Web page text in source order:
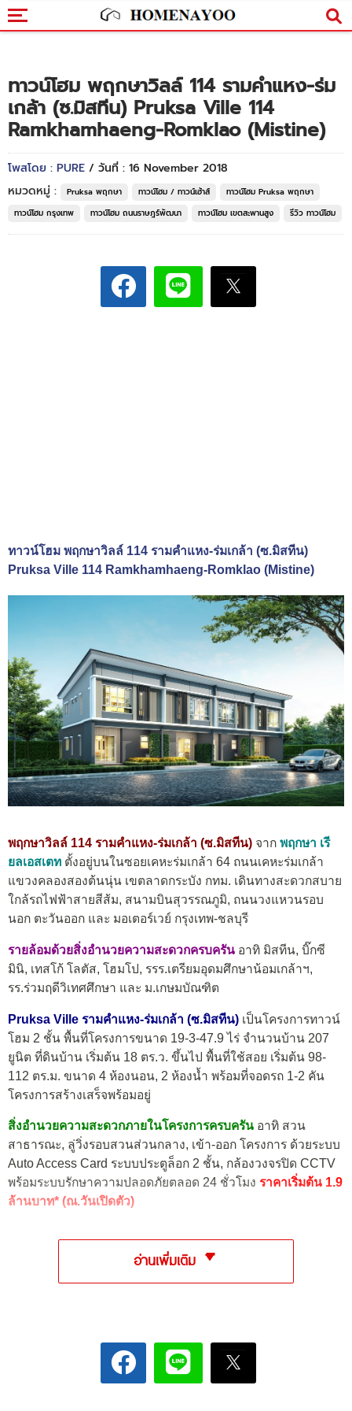
ทาวน์โฮม พฤกษาวิลล์ 114 รามคำแหง-ร่ม
เกล้า (ซ.มิสทีน) Pruksa Ville 114
Ramkhamhaeng-Romklao (Mistine)
โพสโดย : PURE / วันที่ : 16 November 2018
หมวดหมู่ :
Pruksa พฤกษา ทาวน์โฮม / ทาวน์เฮ้าส์
ทาวน์โฮม Pruksa พฤกษา
ทาวน์โฮม กรุงเทพ
ทาวน์โฮม ถนนราษฎร์พัฒนา ทาวน์โฮม เขตสะพานสูง รีวิว ทาวน์โฮม
ทาวน์โฮม พฤกษาวิลล์ 114 รามคำแหง-ร่มเกล้า (ซ.มิสทีน)
Pruksa Ville 114 Ramkhamhaeng-Romklao (Mistine)
พฤกษาวิลล์ 114 รามคำแหง-ร่มเกล้า (ซ.มิสทีน) จาก พฤกษา เรี
ยลเอสเตท ตั้งอยู่บนในซอยเคหะร่มเกล้า 64 ถนนเคหะร่มเกล้า
แขวงคลองสองต้นนุ่น เขตลาดกระบัง กทม. เดินทางสะดวกสบาย
ใกล้รถไฟฟ้าสายสีส้ม, สนามบินสุวรรณภูมิ, ถนนวงแหวนรอบ
นอก ตะวันออก และ มอเตอร์เวย์ กรุงเทพ-ชลบุรี
รายล้อมด้วยสิ่งอำนวยความสะดวกครบครัน อาทิ มิสทีน, บิ๊กซี
มินิ, เทสโก้ โลตัส, โฮมโป, รรร.เตรียมอุดมศึกษาน้อมเกล้าฯ,
รร.ร่วมฤดีวิเทศศึกษา และ ม.เกษมบัณฑิต
Pruksa Ville รามคำแหง-ร่มเกล้า (ซ.มิสทีน) เป็นโครงการทาวน์
โฮม 2 ชั้น พื้นที่โครงการขนาด 19-3-47.9 ไร่ จำนวนบ้าน 207
ยูนิต ที่ดินบ้าน เริ่มต้น 18 ตร.ว. ขึ้นไป พื้นที่ใช้สอย เริ่มต้น 98-
112 ตร.ม. ขนาด 4 ห้องนอน, 2 ห้องน้ำ พร้อมที่จอดรถ 1-2 คัน
โครงการสร้างเสร็จพร้อมอยู่
สิ่งอำนวยความสะดวกภายในโครงการครบครัน อาทิ สวน
สาธารณะ, ลู่วิ่งรอบสวนส่วนกลาง, เข้า-ออก โครงการ ด้วยระบบ
Auto Access Card ระบบประตูล็อก 2 ชั้น, กล้องวงจรปิด CCTV
พร้อมระบบรักษาความปลอดภัยตลอด 24 ชั่วโมง ราคาเริ่มต้น 1.9
ล้านบาท* (ณ.วันเปิดตัว)
อ่านเพิ่มเติม